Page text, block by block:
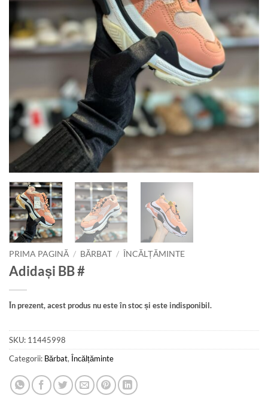
PRIMA PAGINĂ / BĂRBAT / ÎNCĂLȚĂMINTE
Adidași BB #
În prezent, acest produs nu este în stoc și este indisponibil.
SKU: 11445998
Categorii: Bărbat, Încălțăminte